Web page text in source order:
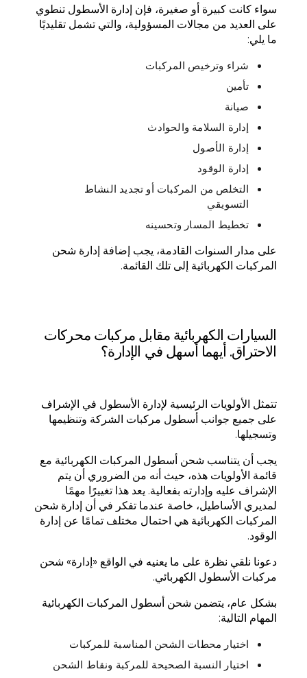
سواء كانت كبيرة أو صغيرة، فإن إدارة الأسطول تنطوي
على العديد من مجالات المسؤولية، والتي تشمل تقليديًا
ما يلي:
شراء وترخيص المركبات
تأمين
صيانة
إدارة السلامة والحوادث
إدارة الأصول
إدارة الوقود
التخلص من المركبات أو تجديد النشاط
التسويقي
تخطيط المسار وتحسينه
على مدار السنوات القادمة، يجب إضافة إدارة شحن
المركبات الكهربائية إلى تلك القائمة.
السيارات الكهربائية مقابل مركبات محركات
الاحتراق. أيهما أسهل في الإدارة؟
تتمثل الأولويات الرئيسية لإدارة الأسطول في الإشراف
على جميع جوانب أسطول مركبات الشركة وتنظيمها
وتسجيلها.
يجب أن يتناسب شحن أسطول المركبات الكهربائية مع
قائمة الأولويات هذه، حيث أنه من الضروري أن يتم
الإشراف عليه وإدارته بفعالية. يعد هذا تغييرًا مهمًا
لمديري الأساطيل، خاصة عندما تفكر في أن إدارة شحن
المركبات الكهربائية هي احتمال مختلف تمامًا عن إدارة
الوقود.
دعونا نلقي نظرة على ما يعنيه في الواقع «إدارة» شحن
مركبات الأسطول الكهربائي.
بشكل عام، يتضمن شحن أسطول المركبات الكهربائية
المهام التالية:
اختيار محطات الشحن المناسبة للمركبات
اختيار النسبة الصحيحة للمركبة ونقاط الشحن